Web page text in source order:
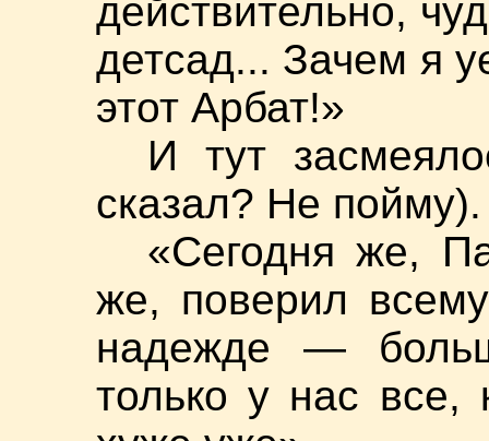
действительно,
детсад... Зачем я
этот Арбат!»
И тут
сказал? Не пойму).
«Сегодня же,
же, поверил
надежде —
только у нас